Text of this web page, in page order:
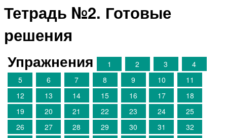
Тетрадь №2. Готовые
решения
Упражнения 1 2 3
4
5
6 7 8 9 10
11
12
13 14 15 16 17
18
19
20 21 22 23 24
25
26
27 28 29 30 31
32